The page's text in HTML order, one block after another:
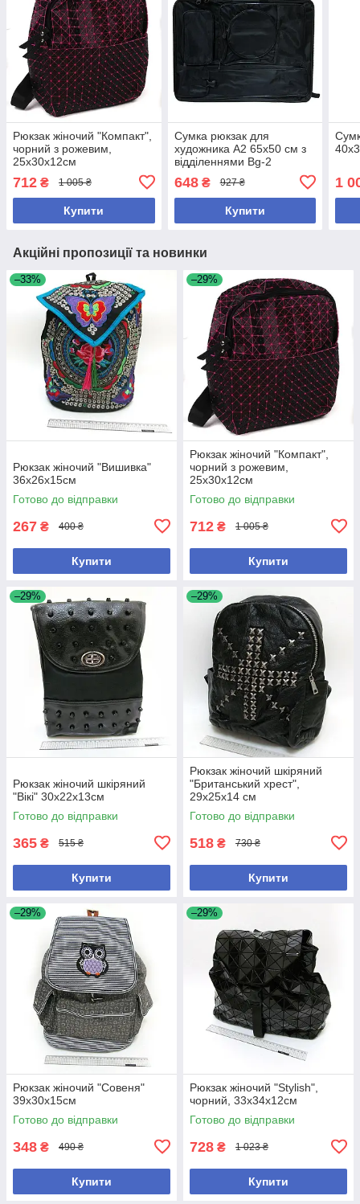
Рюкзак жіночий "Компакт",
чорний з рожевим,
25х30х12см
712 ₴ 1 005 ₴
Купити
Сумка рюкзак для
художника А2 65х50 см з
відділеннями Bg-2
648₴ 927 ₴
Купити
1
Акційні пропозиції та новинки
–33%
Рюкзак жіночий "Вишивка"
36х26х15см
Готово до відправки
267 ₴ 400 ₴
Купити
–29%
Рюкзак жіночий "Компакт",
чорний з рожевим,
25х30х12см
Готово до відправки
712 ₴ 1 005 ₴
Купити
–29%
Рюкзак жіночий шкіряний
"Вікі" 30х22х13см
Готово до відправки
365 ₴ 515 ₴
Купити
–29%
Рюкзак жіночий шкіряний
"Британський хрест",
29х25х14 см
Готово до відправки
518 ₴ 730 ₴
Купити
–29%
Рюкзак жіночий "Совеня"
39х30х15см
Готово до відправки
348 ₴ 490 ₴
Купити
–29%
Рюкзак жіночий "Stylish",
чорний, 33x34x12см
Готово до відправки
728 ₴ 1 023 ₴
Купити